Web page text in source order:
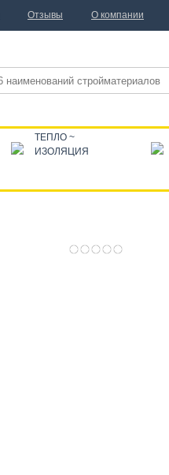
ТЕПЛО ~
ИЗОЛЯЦИЯ
Отзывы О компании